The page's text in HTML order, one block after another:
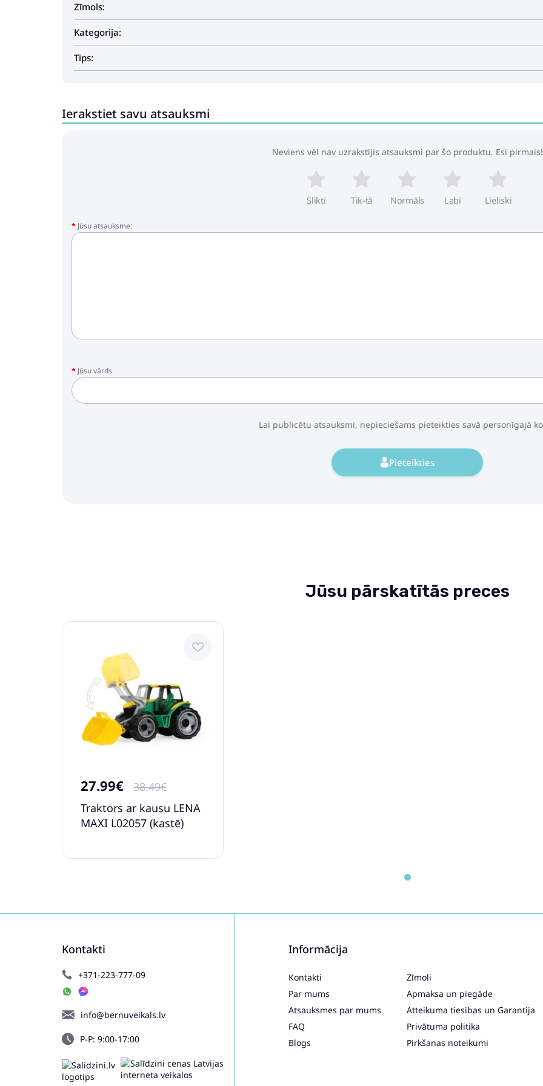
Zīmols:
Kategorija:
Tips:
Ierakstiet savu atsauksmi
Neviens vēl nav uzrakstījis atsauksmi par šo produktu. Esi pirmais!
Slikti Tik-tā Normāls Labi Lieliski
Jūsu atsauksme:
Jūsu vārds
Lai publicētu atsauksmi, nepieciešams pieteikties savā personīgajā
Pieteikties
Jūsu pārskatītās preces
27.99€
38.49€
Traktors ar kausu LENA
MAXI L02057 (kastē)
Kontakti
+371-223-777-09
info@bernuveikals.lv
P-P: 9:00-17:00
Informācija
Kontakti
Par mums
Atsauksmes par mums
FAQ
Blogs
Zīmoli
Apmaksa un piegāde
Atteikuma tiesibas un Garantija
Privātuma politika
Pirkšanas noteikumi